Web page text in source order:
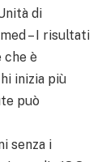
di
– I risultati
che è
inizia più
può
senza i